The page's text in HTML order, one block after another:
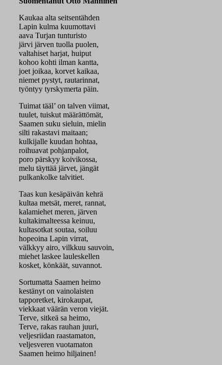
Kaukaa alta seitsentähden
Lapin kulma kuumottavi
aava Turjan tunturisto
järvi järven tuolla puolen,
valtahiset harjat, huiput
kohoo kohti ilman kantta,
joet joikaa, korvet kaikaa,
niemet pystyt, rautarinnat,
työntyy tyrskymerta päin.
Tuimat tääl’ on talven viimat,
tuulet, tuiskut määrättömät,
Saamen suku sieluin, mielin
silti rakastavi maitaan;
kulkijalle kuudan hohtaa,
roihuavat pohjanpalot,
poro pärskyy koivikossa,
melu täyttää järvet, jängät
pulkankolke talvitiet.
Taas kun kesäpäivän kehrä
kultaa metsät, meret, rannat,
kalamiehet meren, järven
kultakimalteessa keinuu,
kultasotkat soutaa, soiluu
hopeoina Lapin virrat,
välkkyy airo, vilkkuu sauvoin,
miehet laskee lauleskellen
kosket, könkäät, suvannot.
Sortumatta Saamen heimo
kestänyt on vainolaisten
tapporetket, kirokaupat,
viekkaat väärän veron viejät.
Terve, sitkeä sa heimo,
Terve, rakas rauhan juuri,
veljesriidan raastamaton,
veljesveren vuotamaton
Saamen heimo hiljainen!